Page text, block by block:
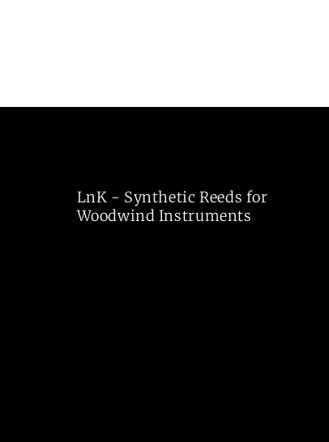
LnK - Synthetic Reeds for
Woodwind Instruments